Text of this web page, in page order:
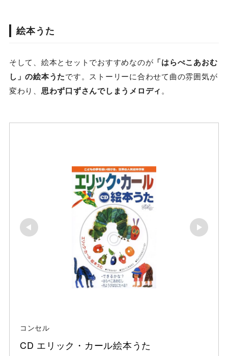
絵本うた
そして、絵本とセットでおすすめなのが 「はらぺこあおむ
し」の絵本うたです。ストーリーに合わせて曲の雰囲気が
変わり、 思わず口ずさんでしまうメロディ 。
コンセル
CD エリック・カール絵本うた